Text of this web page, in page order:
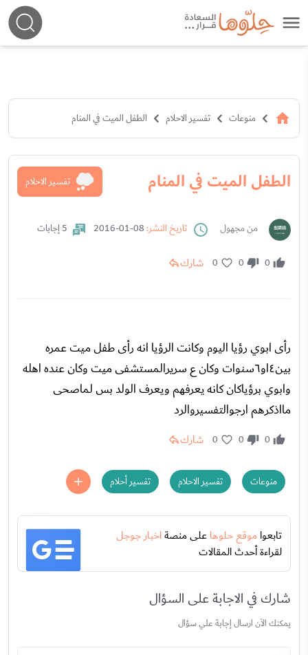
منوعات تفسير الاحلام الطفل الميت في المنام
الطفل الميت في المنام تفسير الاحلام
من مجهول تاريخ النشر: 5 إجابات
0
0
0 شارك
رأى ابوي رؤيا اليوم وكانت الرؤيا انه رأى طفل ميت عمره
بين٤او٦سنوات وكان ع سريرالمستشفى ميت وكان عنده اهله
وابوي برؤياكان كانه يعرفهم ويعرف الولد بس لماصحى
مااذكرهم ارجوالتفسيروالرد
0
0
0 شارك
منوعات تفسير الاحلام تفسير أحلام
تابعواموقع حلوهاعلى منصةاخبار جوجل
لقراءة أحدث المقالات
شارك في الاجابة على السؤال
يمكنك الآن ارسال إجابة علي سؤال